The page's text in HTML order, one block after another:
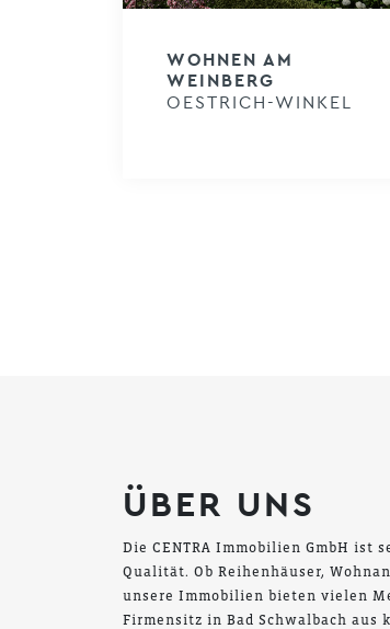
WOHNEN AM
WEINBERG
OESTRICH-WINKEL
ÜBER UNS
Die CENTRA Immobilien GmbH ist
Qualität. Ob Reihenhäuser,
unsere Immobilien bieten vielen
Firmensitz in Bad Schwalbach aus